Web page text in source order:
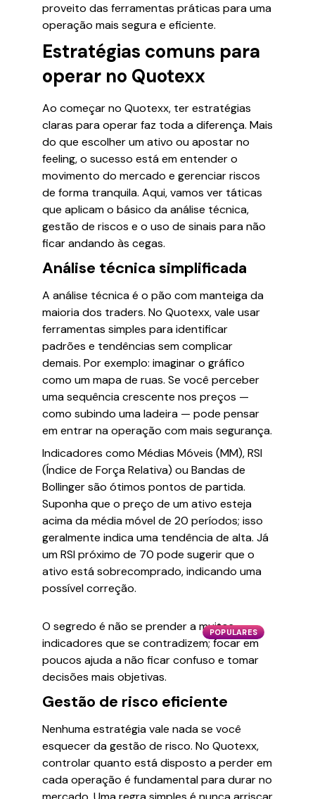
proveito das ferramentas práticas para uma
operação mais segura e eficiente.
Estratégias comuns para
operar no Quotexx
Ao começar no Quotexx, ter estratégias
claras para operar faz toda a diferença. Mais
do que escolher um ativo ou apostar no
feeling, o sucesso está em entender o
movimento do mercado e gerenciar riscos
de forma tranquila. Aqui, vamos ver táticas
que aplicam o básico da análise técnica,
gestão de riscos e o uso de sinais para não
ficar andando às cegas.
Análise técnica simplificada
A análise técnica é o pão com manteiga da
maioria dos traders. No Quotexx, vale usar
ferramentas simples para identificar
padrões e tendências sem complicar
demais. Por exemplo: imaginar o gráfico
como um mapa de ruas. Se você perceber
uma sequência crescente nos preços —
como subindo uma ladeira — pode pensar
em entrar na operação com mais segurança.
Indicadores como Médias Móveis (MM), RSI
(Índice de Força Relativa) ou Bandas de
Bollinger são ótimos pontos de partida.
Suponha que o preço de um ativo esteja
acima da média móvel de 20 períodos; isso
geralmente indica uma tendência de alta. Já
um RSI próximo de 70 pode sugerir que o
ativo está sobrecomprado, indicando uma
possível correção.
POPULARES
O segredo é não se prender a muitos
indicadores que se contradizem; focar em
poucos ajuda a não ficar confuso e tomar
decisões mais objetivas.
Gestão de risco eficiente
Nenhuma estratégia vale nada se você
esquecer da gestão de risco. No Quotexx,
controlar quanto está disposto a perder em
cada operação é fundamental para durar no